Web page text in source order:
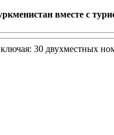
вместе с
30 двухместных